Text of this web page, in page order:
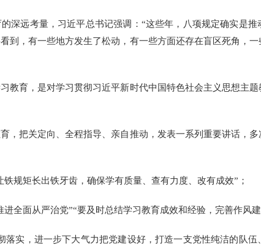
远考量，习近平总书记强调：“这些年，八项规定确实是推
到，有一些地方发生了松动，有一些方面还存在盲区死角，
育，是对学习贯彻习近平新时代中国特色社会主义思想主题
把关定向、全程指导、亲自推动，发表一系列重要讲话，多
矩长出铁牙齿，确保学有质量、查有力度、改有成效”；
面从严治党”“要及时总结学习教育成效和经验，完善作风建
实，进一步下大气力把党建设好，打造一支党性纯洁的队伍